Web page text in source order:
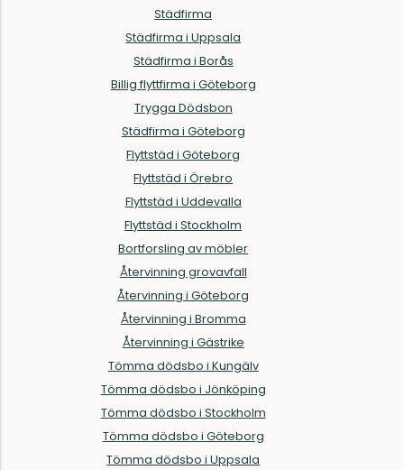
Städfirma
Städfirma i Uppsala
Städfirma i Borås
Billig flyttfirma i Göteborg
Trygga Dödsbon
Städfirma i Göteborg
Flyttstäd i Göteborg
Flyttstäd i Örebro
Flyttstäd i Uddevalla
Flyttstäd i Stockholm
Bortforsling av möbler
Återvinning grovavfall
Återvinning i Göteborg
Återvinning i Bromma
Återvinning i Gästrike
Tömma dödsbo i Kungälv
Tömma dödsbo i Jönköping
Tömma dödsbo i Stockholm
Tömma dödsbo i Göteborg
Tömma dödsbo i Uppsala